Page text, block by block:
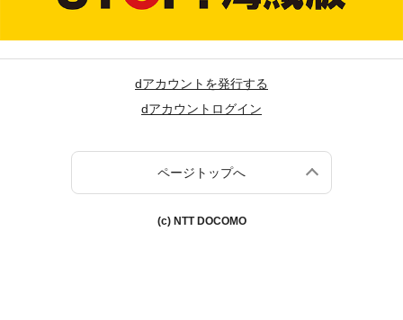
dアカウントを発行する
dアカウントログイン
ページトップへ
(c) NTT DOCOMO